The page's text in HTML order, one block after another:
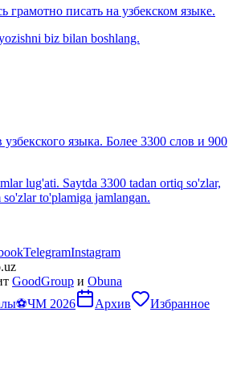
грамотно писать на узбекском языке.
biz bilan boshlang.
языка. Более 3300 слов и 900
lug'ati. Saytda 3300 tadan ortiq so'zlar,
to'plamiga jamlangan.
TelegramInstagram
GoodGroup и Obuna
⚽ЧМ 2026 Архив Избранное